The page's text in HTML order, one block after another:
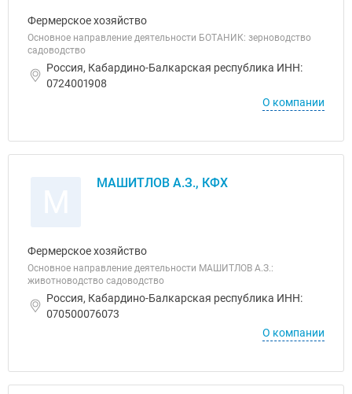
Фермерское хозяйство
Основное направление деятельности БОТАНИК: зерноводство
садоводство
Россия, Кабардино-Балкарская республика ИНН:
0724001908
О компании
МАШИТЛОВ А.З., КФХ
Фермерское хозяйство
Основное направление деятельности МАШИТЛОВ А.З.:
животноводство садоводство
Россия, Кабардино-Балкарская республика ИНН:
070500076073
О компании